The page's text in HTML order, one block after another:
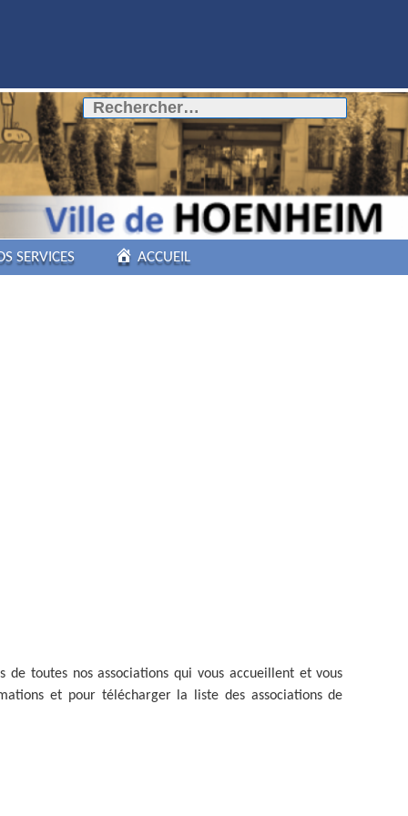
Rechercher :
SERVICES ACCUEIL
toutes nos associations qui vous accueillent et vous
et pour télécharger la liste des associations de